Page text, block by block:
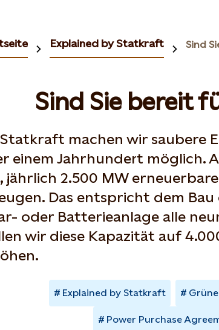
Explained by Statkraft
Sind Sie bereit
Statkraft machen wir saubere
einem Jahrhundert möglich.
jährlich 2.500 MW
Das entspricht dem Bau
oder Batterieanlage alle
wir diese Kapazität auf
Explained by Statkraft
Power Purchase